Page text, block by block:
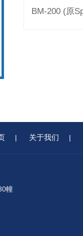
| 关于我们 |
幢